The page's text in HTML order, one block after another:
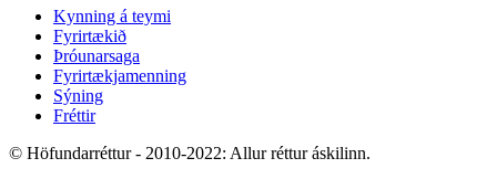
Kynning á teymi
Fyrirtækið
Þróunarsaga
Fyrirtækjamenning
Sýning
Fréttir
© Höfundarréttur - 2010-2022: Allur réttur áskilinn.